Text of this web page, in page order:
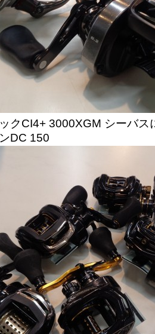
クCI4+ 3000XGM シーバス
DC 150